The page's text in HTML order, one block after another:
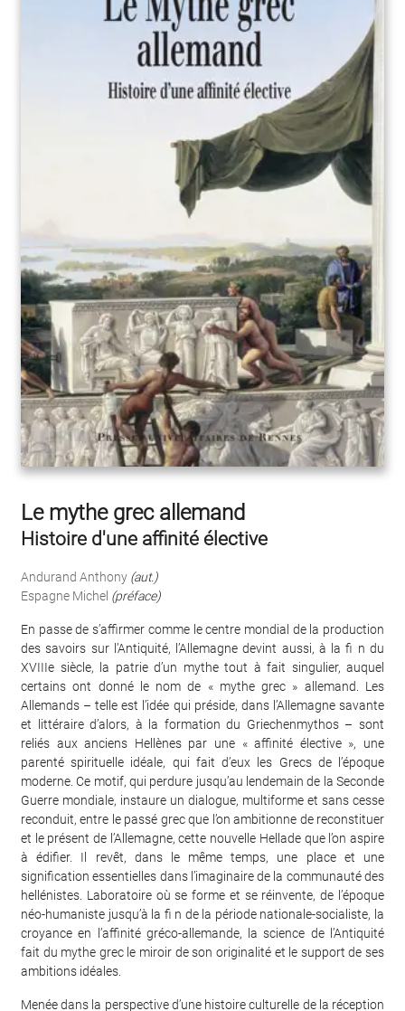
Le mythe grec allemand
Histoire d'une affinité élective
Andurand Anthony (aut.)
Espagne Michel (préface)
En passe de s’affirmer comme le centre mondial de la production
des savoirs sur l’Antiquité, l’Allemagne devint aussi, à la fi n du
XVIIIe siècle, la patrie d’un mythe tout à fait singulier, auquel
certains ont donné le nom de « mythe grec » allemand. Les
Allemands – telle est l’idée qui préside, dans l’Allemagne savante
et littéraire d’alors, à la formation du Griechenmythos – sont
reliés aux anciens Hellènes par une « affinité élective », une
parenté spirituelle idéale, qui fait d’eux les Grecs de l’époque
moderne. Ce motif, qui perdure jusqu’au lendemain de la Seconde
Guerre mondiale, instaure un dialogue, multiforme et sans cesse
reconduit, entre le passé grec que l’on ambitionne de reconstituer
et le présent de l’Allemagne, cette nouvelle Hellade que l’on aspire
à édifier. Il revêt, dans le même temps, une place et une
signification essentielles dans l’imaginaire de la communauté des
hellénistes. Laboratoire où se forme et se réinvente, de l’époque
néo-humaniste jusqu’à la fi n de la période nationale-socialiste, la
croyance en l’affinité gréco-allemande, la science de l’Antiquité
fait du mythe grec le miroir de son originalité et le support de ses
ambitions idéales.
Menée dans la perspective d’une histoire culturelle de la réception